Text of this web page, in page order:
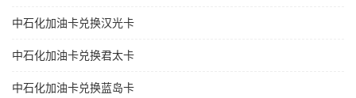
中石化加油卡兑换汉光卡
中石化加油卡兑换君太卡
中石化加油卡兑换蓝岛卡